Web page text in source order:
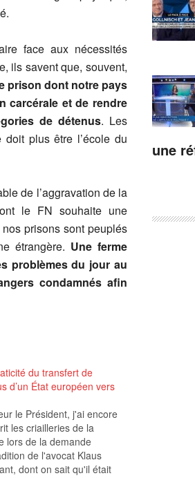
face aux nécessités
ils savent que, souvent,
prison dont notre pays
carcérale et de rendre
de détenus. Les
plus être l’école du
de l’aggravation de la
le FN souhaite une
prisons sont peuplés
étrangère. Une ferme
problèmes du jour au
condamnés afin
du transfert de
d’un État européen vers
le Président, j'ai encore
les criailleries de la
lors de la demande
de l'avocat Klaus
dont on sait qu'il était
une